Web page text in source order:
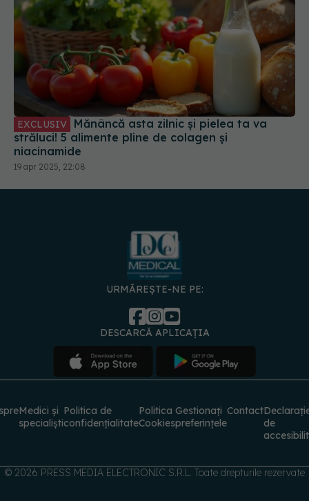
EXCLUSIV
străluci! 5 alimente pline de colagen și
niacinamide
19 apr 2025, 22:08
URMĂREȘTE-NE PE:
DESCARCĂ APLICAȚIA
Medici și
specialiști
Politica de
confidențialitate
Politica
Cookies
Gestionați
preferințele
Contact
de
© 2026 PRESS MEDIA ELECTRONIC S.R.L. Toate drepturile rezervate